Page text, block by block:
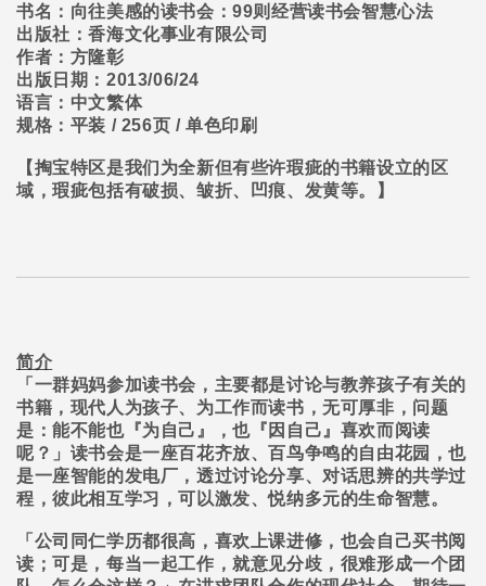
书名：向往美感的读书会：99则经营读书会智慧心法
出版社：香海文化事业有限公司
作者：方隆彰
出版日期： 2013/06/24
语言：中文繁体
规格：平装 / 256页 /单色印刷
【掏宝特区是我们为全新但有些许瑕疵的书籍设立的区
域，瑕疵包括有破损、皱折、凹痕、发黄等。】
简介
「一群妈妈参加读书会，主要都是讨论与教养孩子有关的
书籍，现代人为孩子、为工作而读书，无可厚非，问题
是：能不能也『为自己』，也『因自己』喜欢而阅读
呢？」读书会是一座百花齐放、百鸟争鸣的自由花园，也
是一座智能的发电厂，透过讨论分享、对话思辨的共学过
程，彼此相互学习，可以激发、悦纳多元的生命智慧。
「公司同仁学历都很高，喜欢上课进修，也会自己买书阅
读；可是，每当一起工作，就意见分歧，很难形成一个团